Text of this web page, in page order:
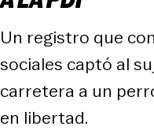
Un registro que
sociales captó al
carretera a un
en libertad.